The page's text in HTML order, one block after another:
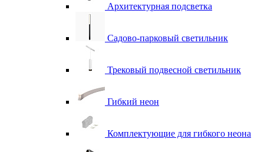
Архитектурная подсветка
Садово-парковый светильник
Трековый подвесной светильник
Гибкий неон
Комплектующие для гибкого неона